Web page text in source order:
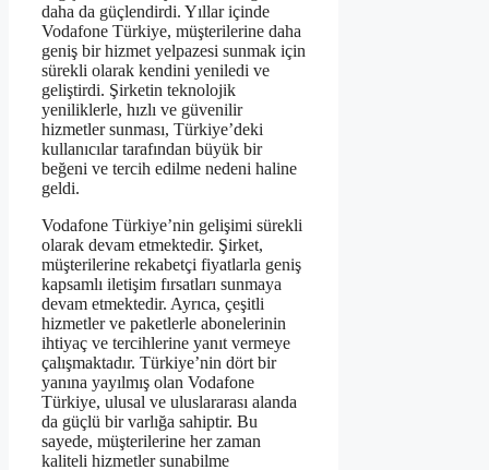
daha da güçlendirdi. Yıllar içinde
Vodafone Türkiye, müşterilerine daha
geniş bir hizmet yelpazesi sunmak için
sürekli olarak kendini yeniledi ve
geliştirdi. Şirketin teknolojik
yeniliklerle, hızlı ve güvenilir
hizmetler sunması, Türkiye’deki
kullanıcılar tarafından büyük bir
beğeni ve tercih edilme nedeni haline
geldi.
Vodafone Türkiye’nin gelişimi sürekli
olarak devam etmektedir. Şirket,
müşterilerine rekabetçi fiyatlarla geniş
kapsamlı iletişim fırsatları sunmaya
devam etmektedir. Ayrıca, çeşitli
hizmetler ve paketlerle abonelerinin
ihtiyaç ve tercihlerine yanıt vermeye
çalışmaktadır. Türkiye’nin dört bir
yanına yayılmış olan Vodafone
Türkiye, ulusal ve uluslararası alanda
da güçlü bir varlığa sahiptir. Bu
sayede, müşterilerine her zaman
kaliteli hizmetler sunabilme